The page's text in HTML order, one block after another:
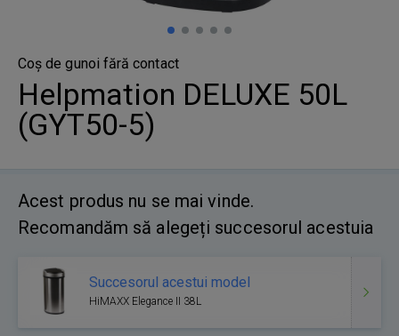
Coș de gunoi fără contact
Helpmation DELUXE 50L
(GYT50-5)
Acest produs nu se mai vinde.
Recomandăm să alegeți succesorul acestuia
Succesorul acestui model
HiMAXX Elegance II 38L